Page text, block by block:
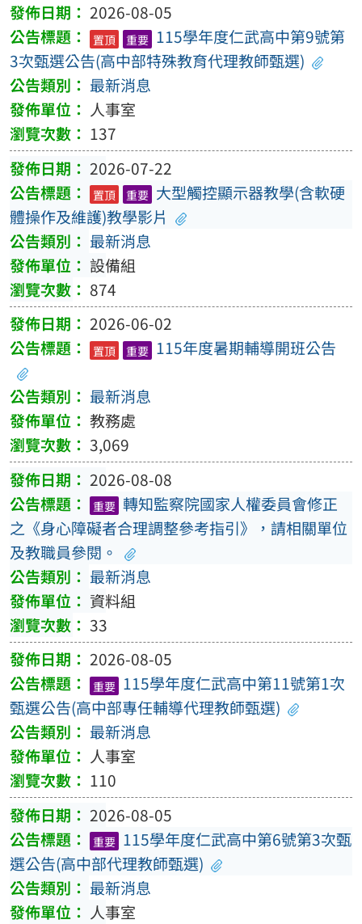
2026-08-05
置頂 重要 115學年度仁武高中第9號第
3次甄選公告(高中部特殊教育代理教師甄選)
最新消息
人事室
137
2026-07-22
置頂 重要 大型觸控顯示器教學(含軟硬
體操作及維護)教學影片
最新消息
設備組
874
2026-06-02
置頂 重要 115年度暑期輔導開班公告
最新消息
教務處
3,069
2026-08-08
重要 轉知監察院國家人權委員會修正
之《身心障礙者合理調整參考指引》，請相關單位
及教職員參閱。
最新消息
資料組
33
2026-08-05
重要 115學年度仁武高中第11號第1次
甄選公告(高中部專任輔導代理教師甄選)
最新消息
人事室
110
2026-08-05
重要 115學年度仁武高中第6號第3次甄
選公告(高中部代理教師甄選)
最新消息
人事室